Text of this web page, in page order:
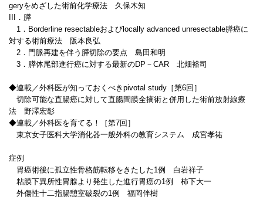
geryをめざした術前化学療法 久保木知
III．膵
1．Borderline resectableおよびlocally advanced unresectable膵癌に
対する術前療法 阪本良弘
2．門脈再建を伴う膵切除の要点 島田和明
3．膵体尾部進行癌に対する最新のDP－CAR 北畑裕司
◆連載／外科医が知っておくべきpivotal study［第6回］
切除可能な直腸癌に対して直腸間膜全摘術と併用した術前放射線療
法 野澤宏彰
◆連載／外科医を育てる！［第7回］
東京女子医科大学消化器一般外科の教育システム 成宮孝祐
症例
胃癌術後に孤立性骨格筋転移をきたした1例 白岩祥子
粘膜下異所性胃腺より発生した進行胃癌の1例 柿下大一
外傷性十二指腸憩室破裂の1例 福岡伴樹